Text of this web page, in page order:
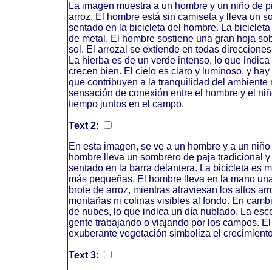
La imagen muestra a un hombre y un niño de
arroz. El hombre está sin camiseta y lleva un
sentado en la bicicleta del hombre. La
de metal. El hombre sostiene una gran hoja
sol. El arrozal se extiende en todas
La hierba es de un verde intenso, lo que
crecen bien. El cielo es claro y luminoso, y
que contribuyen a la tranquilidad del ambiente
sensación de conexión entre el hombre y el
tiempo juntos en el campo.
Text 2:
En esta imagen, se ve a un hombre y a un
hombre lleva un sombrero de paja tradicional
sentado en la barra delantera. La bicicleta es
más pequeñas. El hombre lleva en la mano
brote de arroz, mientras atraviesan los altos
montañas ni colinas visibles al fondo. En
de nubes, lo que indica un día nublado. La
gente trabajando o viajando por los campos.
exuberante vegetación simboliza el
Text 3: